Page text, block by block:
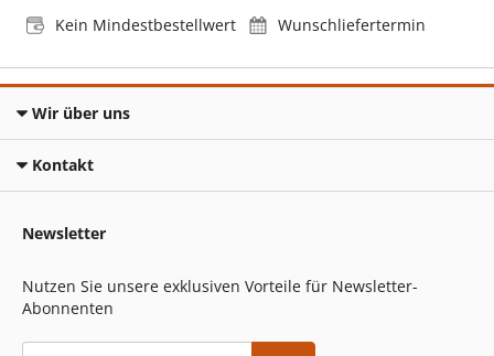
Kein Mindestbestellwert
Wunschliefertermin
Wir über uns
Kontakt
Newsletter
Nutzen Sie unsere exklusiven Vorteile für Newsletter-
Abonnenten